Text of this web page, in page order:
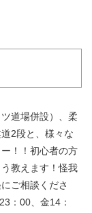
道場併設）、柔
2段と、様々な
！！初心者の方
教えます！怪我
ご相談くださ
：00、金14：